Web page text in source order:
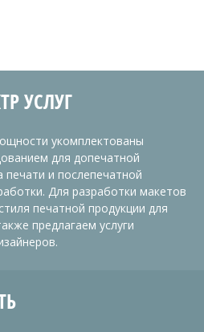
УСЛУГ
укомплектованы
для допечатной
печати и послепечатной
Для разработки макетов
печатной продукции для
предлагаем услуги